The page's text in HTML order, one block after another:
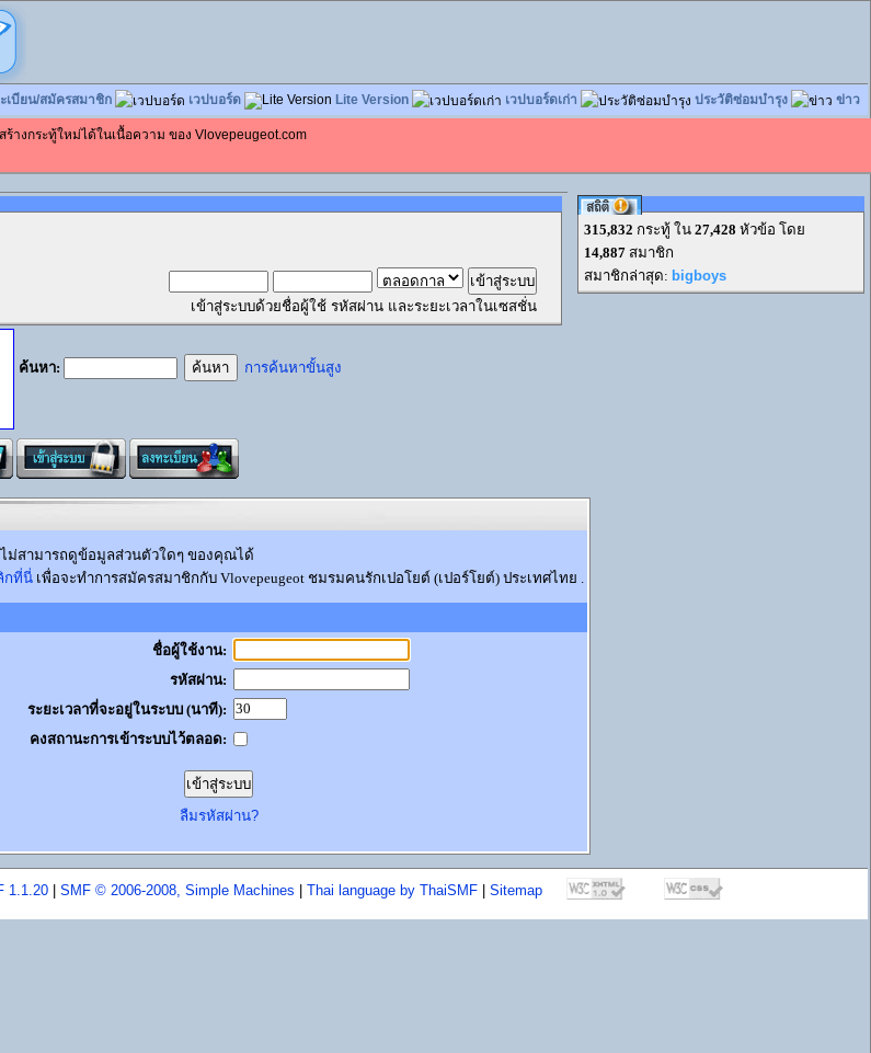
เบียน/สมัครสมาชิก เวปบอร์ด Lite Version เวปบอร์ดเก่า ประวัติซ่อมบำรุง ข่าว
งกระทู้ใหม่ได้ในเนื้อความ ของ Vlovepeugeot.com
เข้าสู่ระบบด้วยชื่อผู้ใช้ รหัสผ่าน และระยะเวลาในเซสชั่น
ค้นหา: การค้นหาขั้นสูง
315,832 กระทู้ ใน 27,428 หัวข้อ โดย
14,887 สมาชิก
สมาชิกล่าสุด: bigboys
ม่สามารถดูข้อมูลส่วนตัวใดๆ ของคุณได้
กที่นี่เพื่อจะทำการสมัครสมาชิกกับ Vlovepeugeot ชมรมคนรักเปอโยต์ (เปอร์โยต์) ประเทศไทย .
ชื่อผู้ใช้งาน:
รหัสผ่าน:
ระยะเวลาที่จะอยู่ในระบบ (นาที):
คงสถานะการเข้าระบบไว้ตลอด:
ลืมรหัสผ่าน?
1.1.20 SMF © 2006-2008, Simple Machines Thai language by ThaiSMF Sitemap